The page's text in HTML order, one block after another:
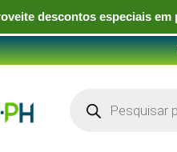
descontos especiais em